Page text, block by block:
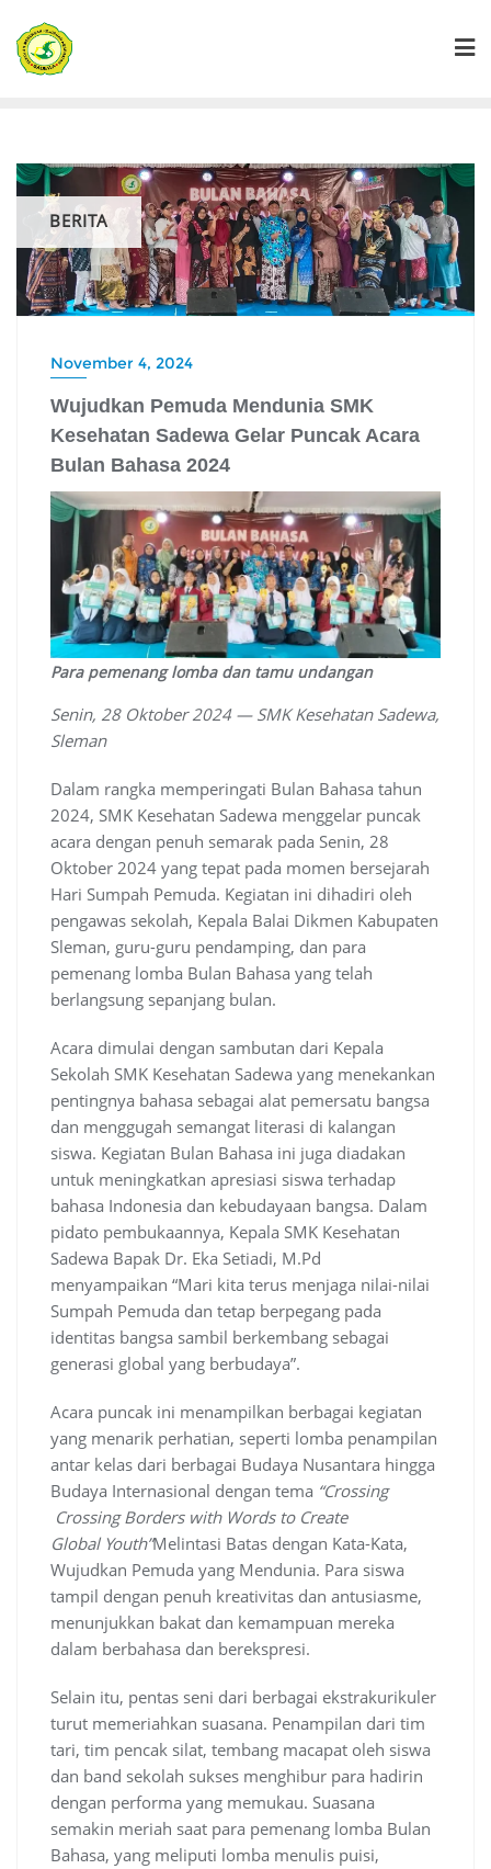
content
BERITA
November 4, 2024
Wujudkan Pemuda Mendunia SMK
Kesehatan Sadewa Gelar Puncak Acara
Bulan Bahasa 2024
Para pemenang lomba dan tamu undangan
Senin, 28 Oktober 2024 — SMK Kesehatan Sadewa,
Sleman
Dalam rangka memperingati Bulan Bahasa tahun
2024, SMK Kesehatan Sadewa menggelar puncak
acara dengan penuh semarak pada Senin, 28
Oktober 2024 yang tepat pada momen bersejarah
Hari Sumpah Pemuda. Kegiatan ini dihadiri oleh
pengawas sekolah, Kepala Balai Dikmen Kabupaten
Sleman, guru-guru pendamping, dan para
pemenang lomba Bulan Bahasa yang telah
berlangsung sepanjang bulan.
Acara dimulai dengan sambutan dari Kepala
Sekolah SMK Kesehatan Sadewa yang menekankan
pentingnya bahasa sebagai alat pemersatu bangsa
dan menggugah semangat literasi di kalangan
siswa. Kegiatan Bulan Bahasa ini juga diadakan
untuk meningkatkan apresiasi siswa terhadap
bahasa Indonesia dan kebudayaan bangsa. Dalam
pidato pembukaannya, Kepala SMK Kesehatan
Sadewa Bapak Dr. Eka Setiadi, M.Pd
menyampaikan “Mari kita terus menjaga nilai-nilai
Sumpah Pemuda dan tetap berpegang pada
identitas bangsa sambil berkembang sebagai
generasi global yang berbudaya”.
Acara puncak ini menampilkan berbagai kegiatan
yang menarik perhatian, seperti lomba penampilan
antar kelas dari berbagai Budaya Nusantara hingga
Budaya Internasional dengan tema “Crossing
Crossing Borders with Words to Create
Global Youth”Melintasi Batas dengan Kata-Kata,
Wujudkan Pemuda yang Mendunia. Para siswa
tampil dengan penuh kreativitas dan antusiasme,
menunjukkan bakat dan kemampuan mereka
dalam berbahasa dan berekspresi.
Selain itu, pentas seni dari berbagai ekstrakurikuler
turut memeriahkan suasana. Penampilan dari tim
tari, tim pencak silat, tembang macapat oleh siswa
dan band sekolah sukses menghibur para hadirin
dengan performa yang memukau. Suasana
semakin meriah saat para pemenang lomba Bulan
Bahasa, yang meliputi lomba menulis puisi,